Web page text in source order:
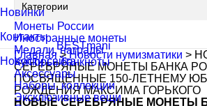
Новинки
Контакты
Новости сайта
Категории
Монеты России
Иностранные монеты
Медали, награды
Купюры, банкноты
Аксессуары
Наборы, коллекции
Эксклюзивные вещи
Главная >Новости нумизматики >
СЕРЕБРЯНЫЕ МОНЕТЫ БАНКА
ПОСВЯЩЁННЫЕ 150-ЛЕТНЕМУ
РОЖДЕНИЯ МАКСИМА ГОРЬКОГО
НОВЫЕ СЕРЕБРЯНЫЕ МОНЕТЫ